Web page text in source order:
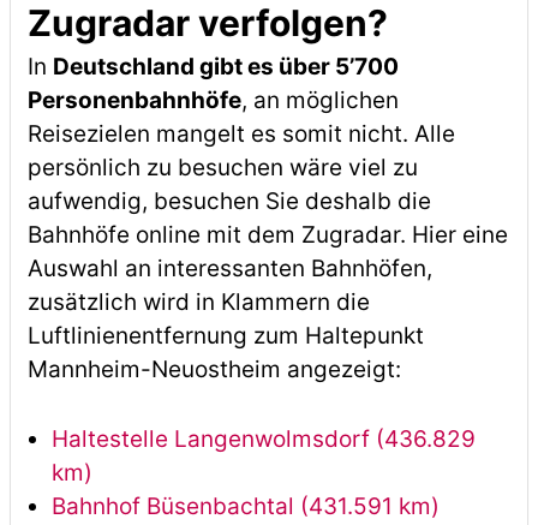
Zugradar verfolgen?
In Deutschland gibt es über 5’700
Personenbahnhöfe, an möglichen
Reisezielen mangelt es somit nicht. Alle
persönlich zu besuchen wäre viel zu
aufwendig, besuchen Sie deshalb die
Bahnhöfe online mit dem Zugradar. Hier eine
Auswahl an interessanten Bahnhöfen,
zusätzlich wird in Klammern die
Luftlinienentfernung zum Haltepunkt
Mannheim-Neuostheim angezeigt:
Haltestelle Langenwolmsdorf (436.829
km)
Bahnhof Büsenbachtal (431.591 km)